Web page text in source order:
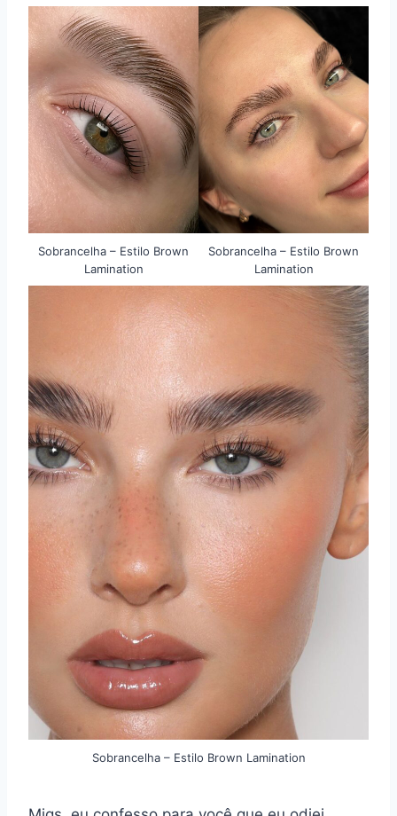
Sobrancelha – Estilo Brown
Lamination
Sobrancelha – Estilo Brown
Lamination
Sobrancelha – Estilo Brown Lamination